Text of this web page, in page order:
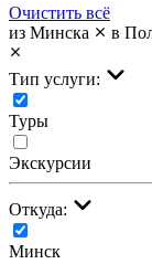
Очистить всё
из Минска
в
Тип услуги:
Туры
Экскурсии
Откуда:
Минск